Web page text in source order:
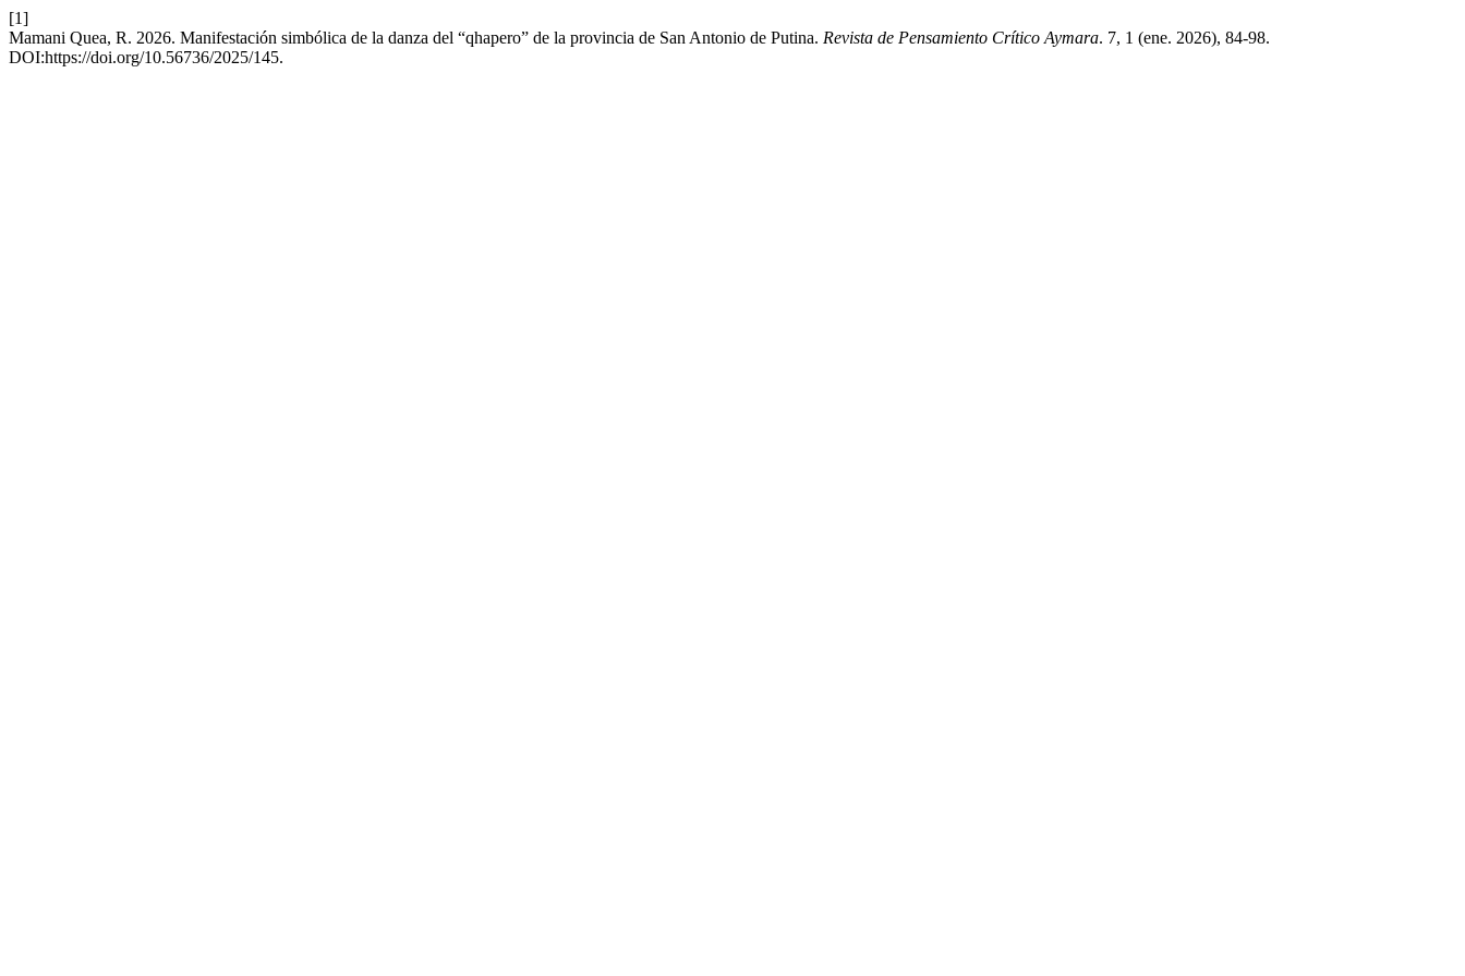
[1]
Mamani Quea, R. 2026. Manifestación simbólica de la danza del “qhapero” de la provincia de San Antonio de Putina. Revista de Pensamiento Crítico Aymara. 7, 1 (ene. 2026), 84-98.
DOI:https://doi.org/10.56736/2025/145.